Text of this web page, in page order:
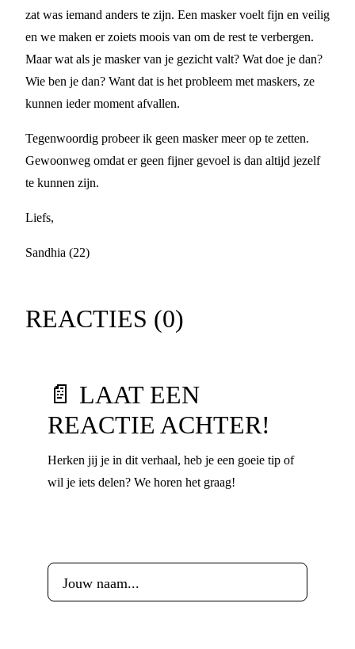
zat was iemand anders te zijn. Een masker voelt fijn en veilig
en we maken er zoiets moois van om de rest te verbergen.
Maar wat als je masker van je gezicht valt? Wat doe je dan?
Wie ben je dan? Want dat is het probleem met maskers, ze
kunnen ieder moment afvallen.
Tegenwoordig probeer ik geen masker meer op te zetten.
Gewoonweg omdat er geen fijner gevoel is dan altijd jezelf
te kunnen zijn.
Liefs,
Sandhia (22)
REACTIES (0)
📄 LAAT EEN
REACTIE ACHTER!
Herken jij je in dit verhaal, heb je een goeie tip of
wil je iets delen? We horen het graag!